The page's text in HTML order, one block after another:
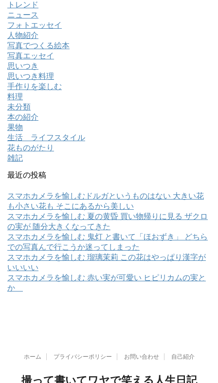
トレンド
ニュース
フォトエッセイ
人物紹介
写真でつくる絵本
写真エッセイ
思いつき
思いつき料理
手作りを楽しむ
料理
未分類
本の紹介
果物
生活 ライフスタイル
花ものがたり
雑記
最近の投稿
スマホカメラを愉しむドルガというものはない 大きい花
も小さい花も そこにあるから美しい
スマホカメラを愉しむ 夏の黄昏 買い物帰りに見る ザクロ
の実が 随分大きくなってきた
スマホカメラを愉しむ 鬼灯 と書いて「ほおずき」 どちら
での写真んで行こうか迷ってしまった
スマホカメラを愉しむ 瑠璃茉莉 この花はやっぱり漢字が
いいいい
スマホカメラを愉しむ 赤い実が可愛い ヒピリカムの実と
か
ホーム プライバシーポリシー お問い合わせ 自己紹介
撮って書いてワヤで笑える人生日記